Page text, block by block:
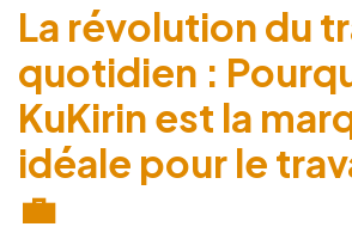
La révolution du
quotidien :
KuKirin est la
idéale pour le
💼